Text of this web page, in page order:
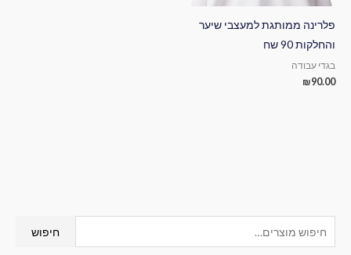
י
חיפוש
פלרינה ממותגת למעצבי שיער
והחלקות 90 שח
בגדי עבודה
₪90.00